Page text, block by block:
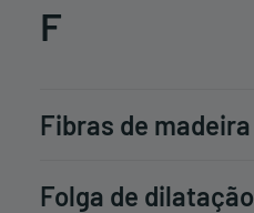
F
Fibras de madeira
Folga de dilatação